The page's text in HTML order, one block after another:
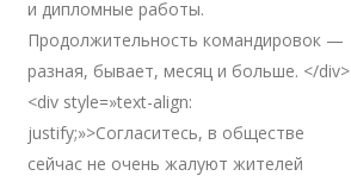
и дипломные работы.
Продолжительность командировок —
разная, бывает, месяц и больше. </div>
<div style=»text-align:
justify;»>Согласитесь, в обществе
сейчас не очень жалуют жителей